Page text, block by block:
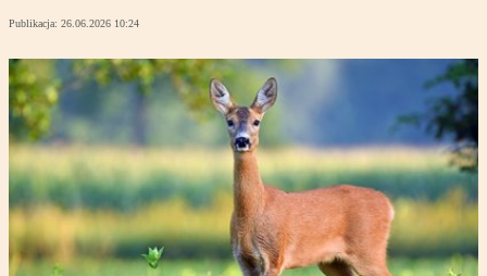
Publikacja: 26.06.2026 10:24